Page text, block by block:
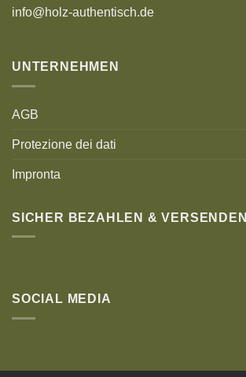
info@holz-authentisch.de
UNTERNEHMEN
AGB
Protezione dei dati
Impronta
SICHER BEZAHLEN & VERSENDEN
SOCIAL MEDIA